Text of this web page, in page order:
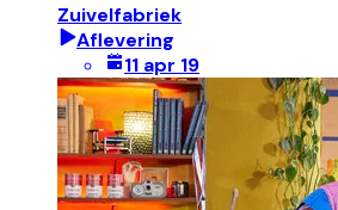
Zuivelfabriek
Aflevering
11 apr 19